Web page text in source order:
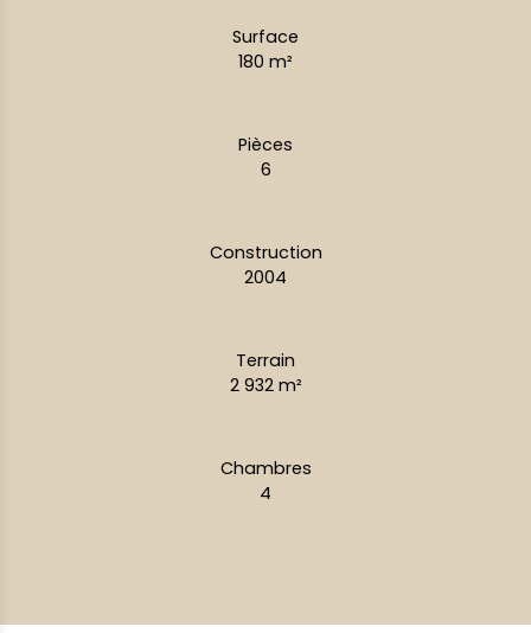
Surface
180 m²
Pièces
6
Construction
2004
Terrain
2 932 m²
Chambres
4